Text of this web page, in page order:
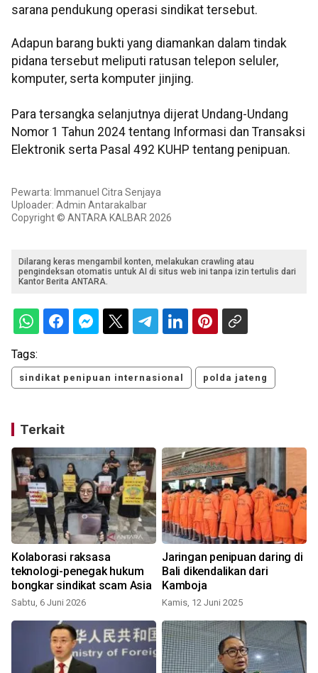
sarana pendukung operasi sindikat tersebut.
Adapun barang bukti yang diamankan dalam tindak
pidana tersebut meliputi ratusan telepon seluler,
komputer, serta komputer jinjing.
Para tersangka selanjutnya dijerat Undang-Undang
Nomor 1 Tahun 2024 tentang Informasi dan Transaksi
Elektronik serta Pasal 492 KUHP tentang penipuan.
Pewarta: Immanuel Citra Senjaya
Uploader: Admin Antarakalbar
Copyright © ANTARA KALBAR 2026
Dilarang keras mengambil konten, melakukan crawling atau
pengindeksan otomatis untuk AI di situs web ini tanpa izin tertulis dari
Kantor Berita ANTARA.
Tags:
sindikat penipuan internasional polda jateng
Terkait
Kolaborasi raksasa
teknologi-penegak hukum
bongkar sindikat scam Asia
Sabtu, 6 Juni 2026
Jaringan penipuan daring di
Bali dikendalikan dari
Kamboja
Kamis, 12 Juni 2025